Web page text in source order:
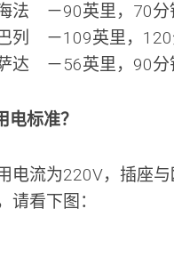
法 －90英里，70分
列 －109英里，
达 －56英里，90分
电标准？
电流为220V，插座
请看下图：